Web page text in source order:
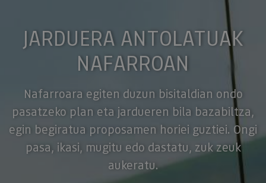
JARDUERA ANTOLATUAK
NAFARROAN
Nafarroara egiten duzun bisitaldian ondo
pasatzeko plan eta jardueren bila bazabiltza,
egin begiratua proposamen horiei guztiei. Ongi
pasa, ikasi, mugitu edo dastatu, zuk zeuk
aukeratu.